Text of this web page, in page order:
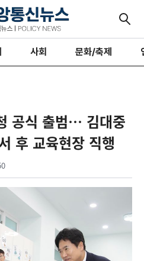
사회 문화/축제
공식 출범… 김대중
후 교육현장 직행